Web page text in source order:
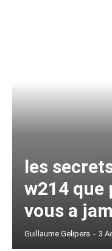
les
w214 que
vous a
Guillaume Gelipera - 3